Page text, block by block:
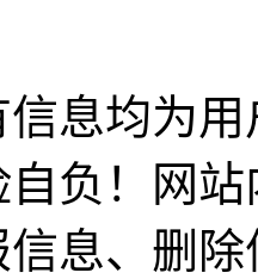
信息均为
负！网
息、删